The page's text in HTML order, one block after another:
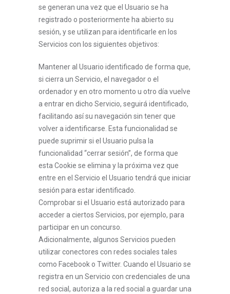
se generan una vez que el Usuario se ha
registrado o posteriormente ha abierto su
sesión, y se utilizan para identificarle en los
Servicios con los siguientes objetivos:
Mantener al Usuario identificado de forma que,
si cierra un Servicio, el navegador o el
ordenador y en otro momento u otro día vuelve
a entrar en dicho Servicio, seguirá identificado,
facilitando así su navegación sin tener que
volver a identificarse. Esta funcionalidad se
puede suprimir si el Usuario pulsa la
funcionalidad “cerrar sesión”, de forma que
esta Cookie se elimina y la próxima vez que
entre en el Servicio el Usuario tendrá que iniciar
sesión para estar identificado.
Comprobar si el Usuario está autorizado para
acceder a ciertos Servicios, por ejemplo, para
participar en un concurso.
Adicionalmente, algunos Servicios pueden
utilizar conectores con redes sociales tales
como Facebook o Twitter. Cuando el Usuario se
registra en un Servicio con credenciales de una
red social, autoriza a la red social a guardar una